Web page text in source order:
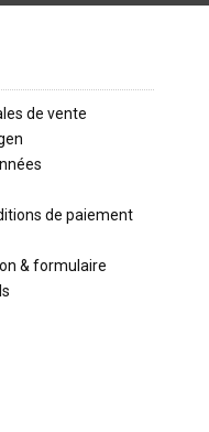
de vente
de paiement
& formulaire